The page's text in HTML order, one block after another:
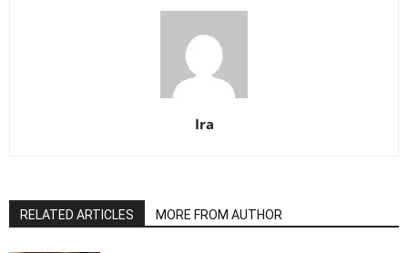
Ira
RELATED ARTICLES MORE FROM AUTHOR